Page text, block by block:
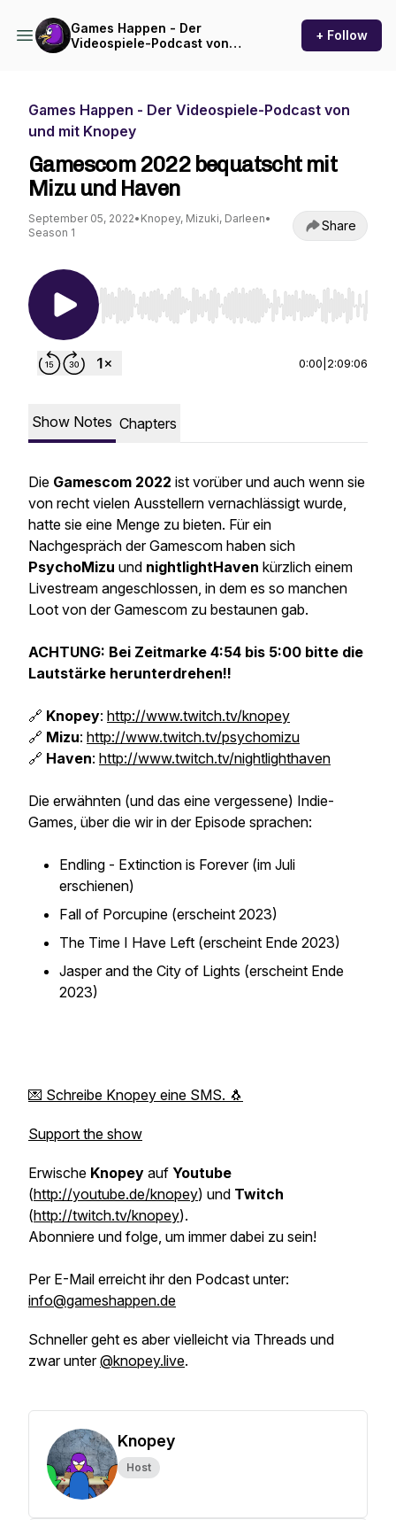
Games Happen - Der
Videospiele-Podcast von
+ Follow
Games Happen - Der Videospiele-Podcast von
und mit Knopey
Gamescom 2022 bequatscht mit
Mizu und Haven
September 05, 2022• Knopey, Mizuki, Darleen•
Season 1
Share
Use Left/Right to seek, Home/End to jump to
0:00 2:09:06
Show Notes Chapters
Die Gamescom 2022 ist vorüber und auch wenn sie
von recht vielen Ausstellern vernachlässigt wurde,
hatte sie eine Menge zu bieten. Für ein
Nachgespräch der Gamescom haben sich
PsychoMizu und nightlightHaven kürzlich einem
Livestream angeschlossen, in dem es so manchen
Loot von der Gamescom zu bestaunen gab.
ACHTUNG: Bei Zeitmarke 4:54 bis 5:00 bitte die
Lautstärke herunterdrehen!!
🔗 Knopey: http://www.twitch.tv/knopey
🔗 Mizu: http://www.twitch.tv/psychomizu
🔗 Haven: http://www.twitch.tv/nightlighthaven
Die erwähnten (und das eine vergessene) Indie-
Games, über die wir in der Episode sprachen:
Endling - Extinction is Forever (im Juli
erschienen)
Fall of Porcupine (erscheint 2023)
The Time I Have Left (erscheint Ende 2023)
Jasper and the City of Lights (erscheint Ende
2023)
💌 Schreibe Knopey eine SMS. 🐧
Support the show
Erwische Knopey auf Youtube
(http://youtube.de/knopey) und Twitch
(http://twitch.tv/knopey).
Abonniere und folge, um immer dabei zu sein!
Per E-Mail erreicht ihr den Podcast unter:
info@gameshappen.de
Schneller geht es aber vielleicht via Threads und
zwar unter@knopey.live.
Knopey
Host